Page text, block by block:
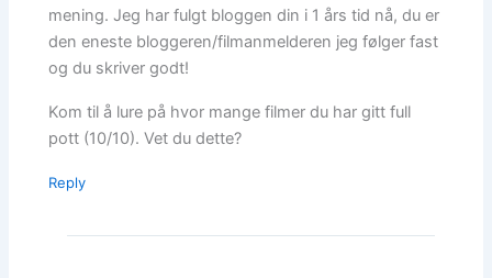
mening. Jeg har fulgt bloggen din i 1 års tid nå, du er
den eneste bloggeren/filmanmelderen jeg følger fast
og du skriver godt!
Kom til å lure på hvor mange filmer du har gitt full
pott (10/10). Vet du dette?
Reply